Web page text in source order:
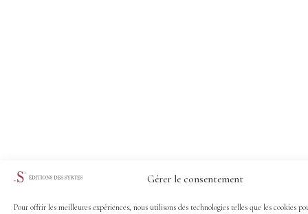
Gérer le consentement
Pour offrir les meilleures expériences, nous utilisons des technologies telles que les cookies